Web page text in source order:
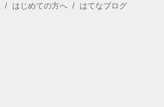
/ はじめての方へ / はてなブログ